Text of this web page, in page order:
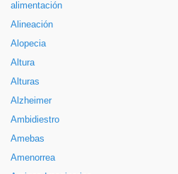
alimentación
Alineación
Alopecia
Altura
Alturas
Alzheimer
Ambidiestro
Amebas
Amenorrea